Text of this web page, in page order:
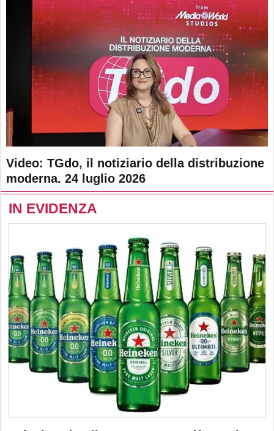
Video: TGdo, il notiziario della distribuzione
moderna. 24 luglio 2026
IN EVIDENZA